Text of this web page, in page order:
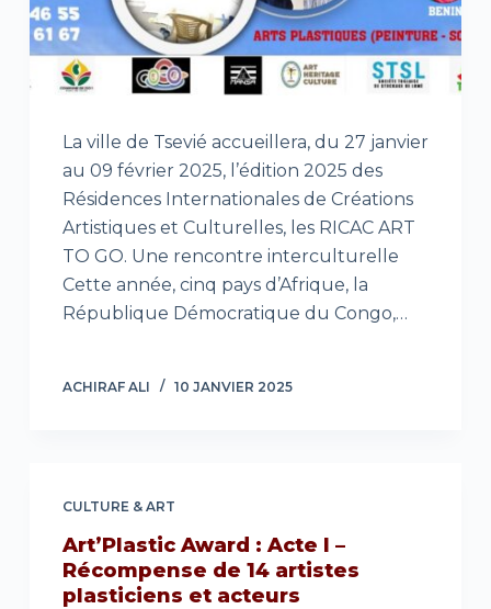
La ville de Tsevié accueillera, du 27 janvier
au 09 février 2025, l’édition 2025 des
Résidences Internationales de Créations
Artistiques et Culturelles, les RICAC ART
TO GO. Une rencontre interculturelle
Cette année, cinq pays d’Afrique, la
République Démocratique du Congo,…
ACHIRAF ALI 10 JANVIER 2025
CULTURE & ART
Art’Plastic Award : Acte I –
Récompense de 14 artistes
plasticiens et acteurs